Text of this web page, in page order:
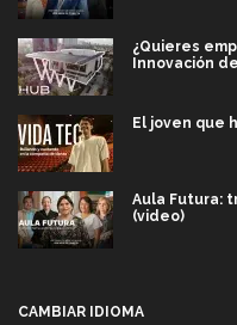
¿Quieres
Innovación
El joven que
Aula Futura:
(video)
CAMBIAR IDIOMA